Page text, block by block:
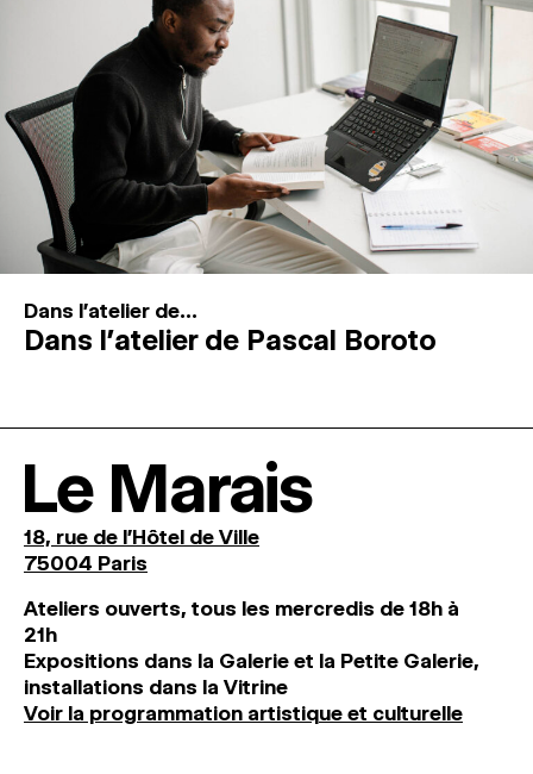
Dans l'atelier de...
Dans l’atelier de Pascal Boroto
Le Marais
18, rue de l'Hôtel de Ville
75004 Paris
Ateliers ouverts, tous les mercredis de 18h à
21h
Expositions dans la Galerie et la Petite Galerie,
installations dans la Vitrine
Voir la programmation artistique et culturelle